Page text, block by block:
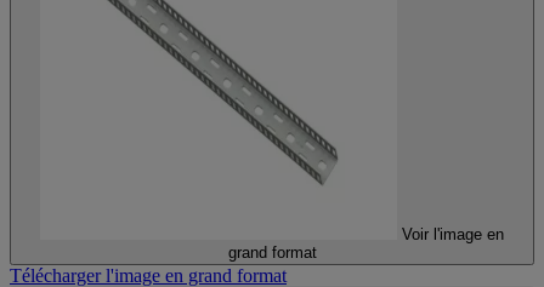
Voir l'image en
grand format
Télécharger l'image en grand format